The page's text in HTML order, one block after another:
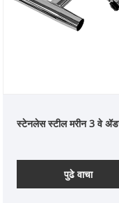
स्टेनलेस स्टील मरीन 3 वे
पुढे वाचा